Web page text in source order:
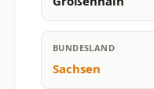
BUNDESLAND
Sachsen